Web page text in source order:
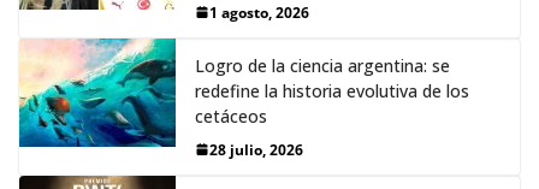
1 agosto, 2026
Logro de la ciencia argentina: se
redefine la historia evolutiva de los
cetáceos
28 julio, 2026